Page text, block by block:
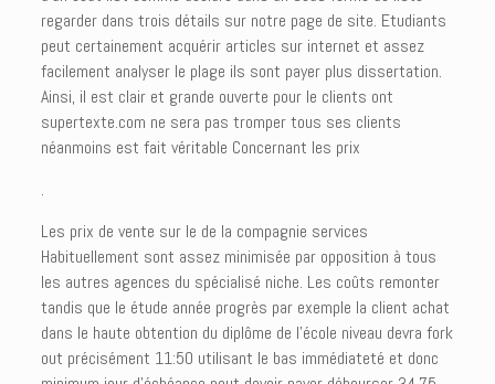
regarder dans trois détails sur notre page de site. Etudiants
peut certainement acquérir articles sur internet et assez
facilement analyser le plage ils sont payer plus dissertation.
Ainsi, il est clair et grande ouverte pour le clients ont
supertexte.com ne sera pas tromper tous ses clients
néanmoins est fait véritable Concernant les prix
.
Les prix de vente sur le de la compagnie services
Habituellement sont assez minimisée par opposition à tous
les autres agences du spécialisé niche. Les coûts remonter
tandis que le étude année progrès par exemple la client achat
dans le haute obtention du diplôme de l’école niveau devra fork
out précisément 11:50 utilisant le bas immédiateté et donc